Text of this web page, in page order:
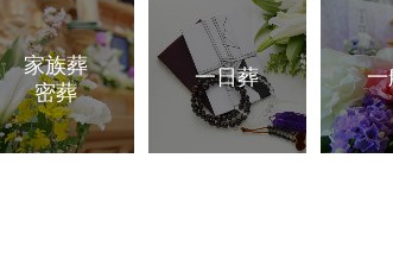
家族葬
密葬
一日葬 一